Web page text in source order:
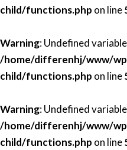
child/functions.php on line
Warning: Undefined
/home/differenhj/www/
child/functions.php on line
Warning: Undefined
/home/differenhj/www/
child/functions.php on line